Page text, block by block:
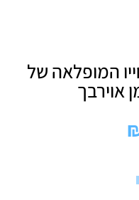
המופלאה של
אוירבך